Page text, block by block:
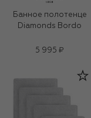
Банное полотенце
Diamonds Bordo
5 995 ₽